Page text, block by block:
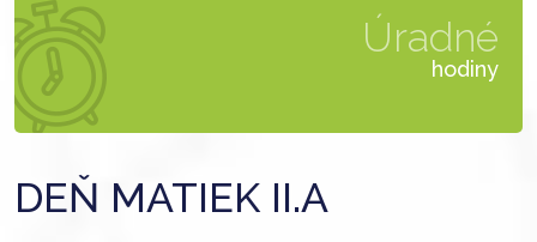
Úradné
hodiny
DEŇ MATIEK II.A